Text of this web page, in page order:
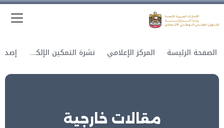
الصفحة الرئيسة المركز الإعلامي نشرة التمكين الإلكترونية
مقالات خارجية